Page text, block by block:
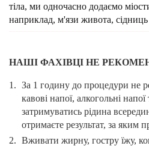
тіла, ми одночасно додаємо
наприклад, м'язи живота,
НАШІ ФАХІВЦІ НЕ
За 1 годину до процедури не
кавові напої, алкогольні
затримуватись рідина
отримаєте результат, за яким
Вживати жирну, гостру їжу,